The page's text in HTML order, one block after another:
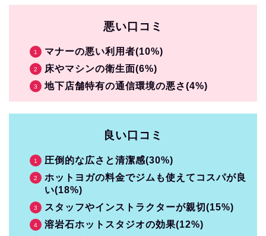
悪い口コミ
マナーの悪い利用者(10%)
床やマシンの衛生面(6%)
地下店舗特有の通信環境の悪さ(4%)
良い口コミ
圧倒的な広さと清潔感(30%)
ホットヨガの料金でジムも使えてコスパが良
い(18%)
スタッフやインストラクターが親切(15%)
溶岩石ホットスタジオの効果(12%)